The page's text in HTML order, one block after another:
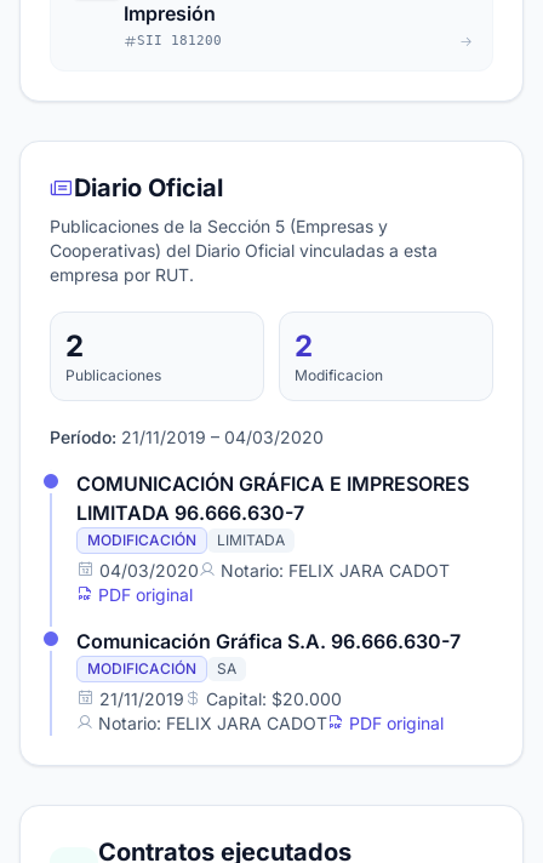
Impresión
SII 181200
Diario Oficial
Publicaciones de la Sección 5 (Empresas y
Cooperativas) del Diario Oficial vinculadas a esta
empresa por RUT.
2
Publicaciones
2
Modificacion
Período: 21/11/2019 – 04/03/2020
COMUNICACIÓN GRÁFICA E IMPRESORES
LIMITADA 96.666.630-7
MODIFICACIÓN LIMITADA
04/03/2020
Notario: FELIX JARA CADOT
PDF original
Comunicación Gráfica S.A. 96.666.630-7
MODIFICACIÓN SA
21/11/2019
Capital: $20.000
Notario: FELIX JARA CADOT
PDF original
Contratos ejecutados